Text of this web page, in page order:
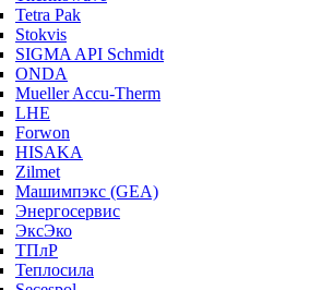
Tetra Pak
Stokvis
SIGMA API Schmidt
ONDA
Mueller Accu-Therm
LHE
Forwon
HISAKA
Zilmet
Машимпэкс (GEA)
Энергосервис
ЭксЭко
ТПлР
Теплосила